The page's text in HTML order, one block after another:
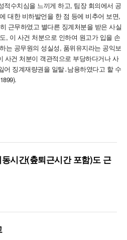
적수치심을 느끼게 하고, 팀장 회의에서 공
대한 비하발언을 한 점 등에 비추어 보면,
근무하였고 별다른 징계처분을 받은 사실
, 이 사건 처분으로 인하여 원고가 입을 손
는 공무원의 성실성, 품위유지라는 공익보
사건 처분이 객관적으로 부당하다거나 사
어 징계재량권을 일탈․남용하였다고 할 수
시간(춮퇴근시간 포함)도 근